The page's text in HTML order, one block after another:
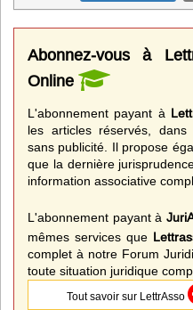
Abonnez-vous à
Online
L'abonnement payant à
les articles réservés,
sans publicité. Il propose
que la dernière
information associative
L'abonnement payant à
mêmes services que
complet à notre Forum
toute situation juridique
Tout savoir sur LettrAsso